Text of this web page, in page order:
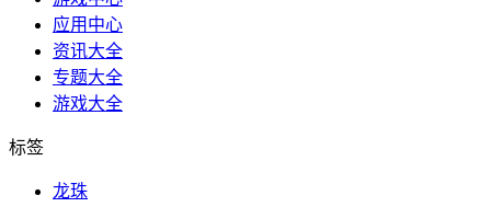
应用中心
资讯大全
专题大全
游戏大全
标签
龙珠